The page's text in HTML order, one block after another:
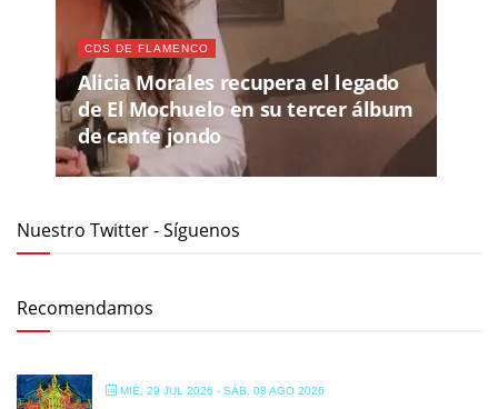
CDS DE FLAMENCO
Alicia Morales recupera el legado
de El Mochuelo en su tercer álbum
de cante jondo
Nuestro Twitter - Síguenos
Recomendamos
MIÉ, 29 JUL 2026 - SÁB, 08 AGO 2026